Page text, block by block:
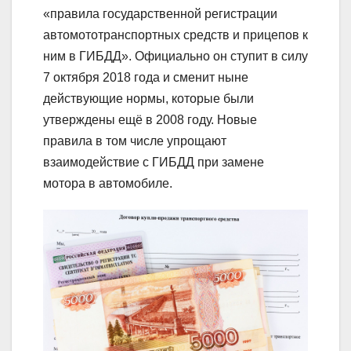
«правила государственной регистрации
автомототранспортных средств и прицепов к
ним в ГИБДД». Официально он ступит в силу
7 октября 2018 года и сменит ныне
действующие нормы, которые были
утверждены ещё в 2008 году. Новые
правила в том числе упрощают
взаимодействие с ГИБДД при замене
мотора в автомобиле.